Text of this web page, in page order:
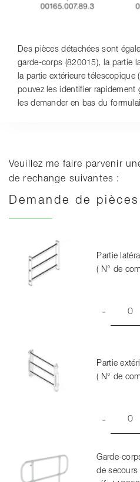
Des pièces détachées sont
garde-corps (820015), la partie
la partie extérieure
pouvez les identifier rapidement
les demander en bas du
Veuillez me faire parvenir
de rechange suivantes :
Demande de
-
Partie
( N° de
-
Partie
( N° de
Garde-
de secours